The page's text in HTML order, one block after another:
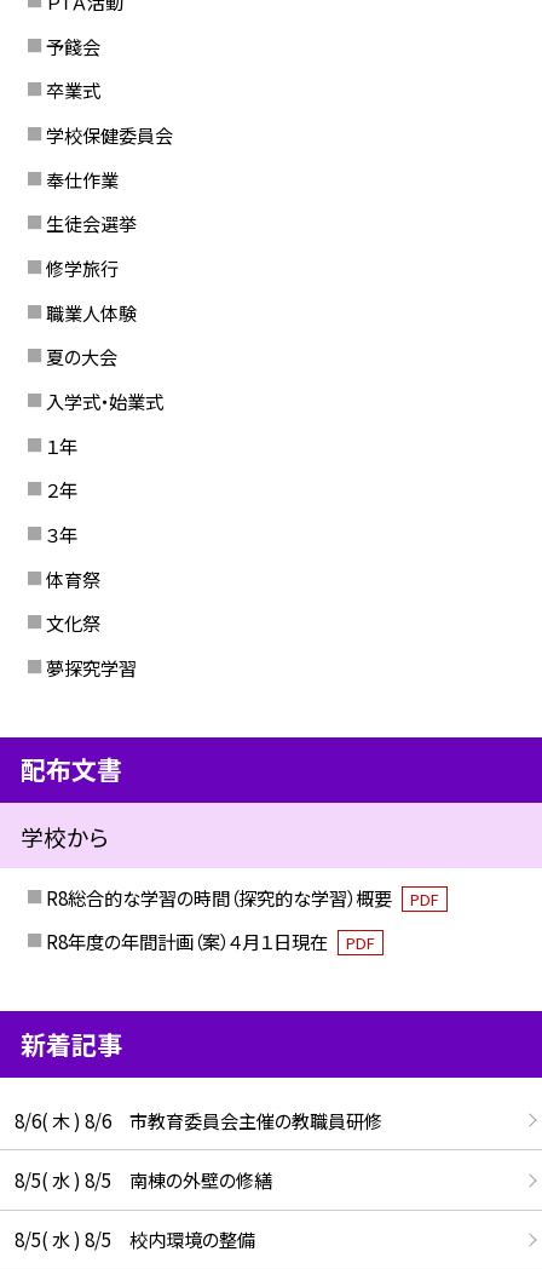
予餞会
卒業式
学校保健委員会
奉仕作業
生徒会選挙
修学旅行
職業人体験
夏の大会
入学式・始業式
１年
２年
３年
体育祭
文化祭
夢探究学習
配布文書
学校から
R8総合的な学習の時間（探究的な学習）概要 PDF
R8年度の年間計画（案）４月１日現在 PDF
新着記事
8/6( 木 ) 8/6 市教育委員会主催の教職員研修
8/5( 水 ) 8/5 南棟の外壁の修繕
8/5( 水 ) 8/5 校内環境の整備